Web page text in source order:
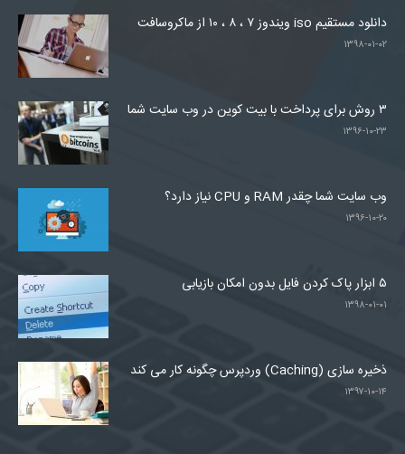
دانلود مستقیم iso ویندوز ۷ ، ۸ ، ۱۰ از ماکروسافت
۱۳۹۸-۰۱-۰۲
۳ روش برای پرداخت با بیت کوین در وب سایت شما
۱۳۹۶-۱۰-۲۳
وب سایت شما چقدر RAM و CPU نیاز دارد؟
۱۳۹۶-۱۰-۲۰
۵ ابزار پاک کردن فایل بدون امکان بازیابی
۱۳۹۸-۰۱-۰۱
ذخیره سازی (Caching) وردپرس چگونه کار می کند
۱۳۹۷-۱۰-۱۴